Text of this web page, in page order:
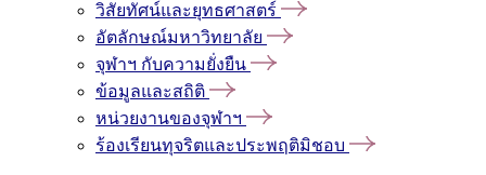
วิสัยทัศน์และยุทธศาสตร์
อัตลักษณ์มหาวิทยาลัย
จุฬาฯ กับความยั่งยืน
ข้อมูลและสถิติ
หน่วยงานของจุฬาฯ
ร้องเรียนทุจริตและประพฤติมิชอบ